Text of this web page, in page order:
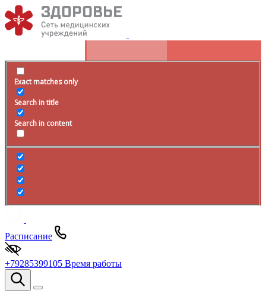
Exact matches only
Search in title
Search in content
Расписание
+79285399105 Время работы